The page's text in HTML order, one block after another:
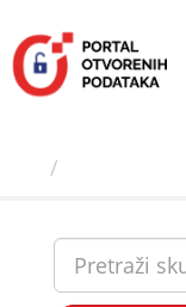
sadržaj